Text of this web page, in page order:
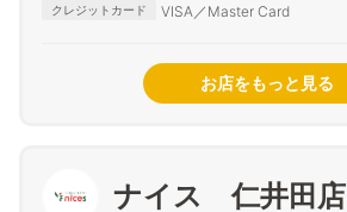
クレジットカード VISA／Master Card
お店をもっと見る
ナイス 仁井田店